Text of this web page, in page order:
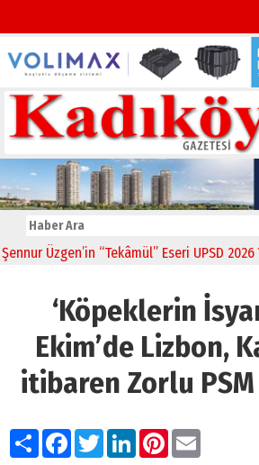
Üzgen’in “Tekâmül” Eseri UPSD 2026
‘Köpeklerin
Ekim’de Lizbon,
itibaren Zorlu
PaylaşFacebook
TwitterLinkedIn
Pinterest
Email